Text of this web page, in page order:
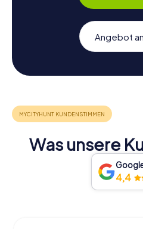
Angebot
Was unsere
4,4